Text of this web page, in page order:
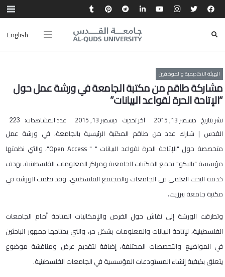
English
الهيئة الاكاديمية والموظفين
مشاركة طاقم من مكتبة الجامعة في ورشة عمل حول
“الإتاحة الحرة لقواعد البيانات”
نشر بتاريخ ديسمبر 13, 2015 آخر تحديث ديسمبر 13, 2015 عدد المشاهدات: 223
القدس | شارك عدد من طاقم المكتبة الرئيسية بالجامعة، في ورشة عمل
متخصصة حول "الإتاحة الحرة لقواعد البيانات " " Open Access"، والتي نظمتها
مؤسسة "باليكو" تجمع المكتبات الجامعية ومراكز المعلومات الفلسطينية، بهدف
خدمة البحث العلمي في الجامعات والمجتمع الفلسطيني، وقد نظمت الورشة في
مكتبة جامعة بيرزيت.
وتطرقت الورشة إلى نقاش حول الفرص والإمكانيات المتاحة أمام الجامعات
الفلسطينية، لإتاحة البيانات والمعلومات بشكل حر، والتي يحتاجها جمهور الباحثين
في المواضيع والتخصصات المختلفة، إضافة لتقديم عرض ومناقشة موضوع
يتعلق بكيفية إنشاء المستودعات المؤسسية في الجامعات الفلسطينية.